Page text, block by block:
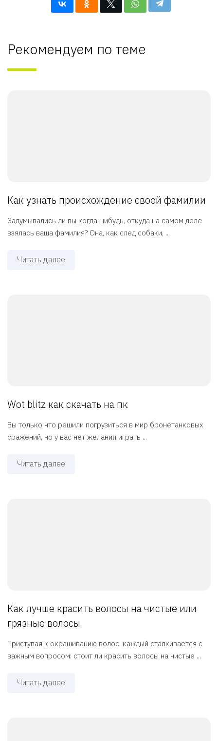
Рекомендуем по теме
Как узнать происхождение своей фамилии
Задумывались ли вы когда-нибудь, откуда на самом деле
взялась ваша фамилия? Она, как след собаки, ...
Читать далее
Wot blitz как скачать на пк
Вы только что решили погрузиться в мир бронетанковых
сражений, но у вас нет желания играть ...
Читать далее
Как лучше красить волосы на чистые или
грязные волосы
Приступая к окрашиванию волос, каждый сталкивается с
важным вопросом: стоит ли красить волосы на чистые ...
Читать далее